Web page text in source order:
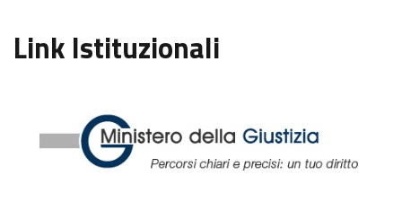
Link Istituzionali